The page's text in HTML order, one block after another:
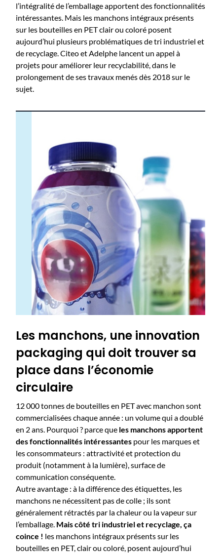
l’intégralité de l’emballage apportent des fonctionnalités
intéressantes. Mais les manchons intégraux présents
sur les bouteilles en PET clair ou coloré posent
aujourd’hui plusieurs problématiques de tri industriel et
de recyclage. Citeo et Adelphe lancent un appel à
projets pour améliorer leur recyclabilité, dans le
prolongement de ses travaux menés dès 2018 sur le
sujet.
Les manchons, une innovation
packaging qui doit trouver sa
place dans l’économie
circulaire
12 000 tonnes de bouteilles en PET avec manchon sont
commercialisées chaque année : un volume qui a doublé
en 2 ans. Pourquoi ? parce que les manchons apportent
des fonctionnalités intéressantes pour les marques et
les consommateurs : attractivité et protection du
produit (notamment à la lumière), surface de
communication conséquente.
Autre avantage : à la différence des étiquettes, les
manchons ne nécessitent pas de colle ; ils sont
généralement rétractés par la chaleur ou la vapeur sur
l’emballage. Mais côté tri industriel et recyclage, ça
coince ! les manchons intégraux présents sur les
bouteilles en PET, clair ou coloré, posent aujourd’hui